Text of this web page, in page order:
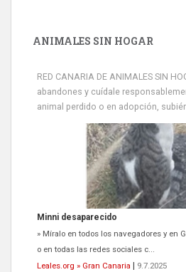
ANIMALES SIN HOGAR
RED CANARIA DE ANIMALES SIN
abandones y cuídale
animal perdido o en adopción,
Minni desaparecido
» Míralo en todos los navegadores y en
o en todas las redes sociales c...
Leales.org » Gran Canaria
9.7.2025